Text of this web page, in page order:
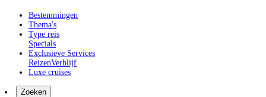
Bestemmingen
Thema's
Type reis
Specials
Exclusieve Services
ReizenVerblijf
Luxe cruises
Zoeken